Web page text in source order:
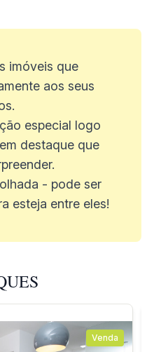
imóveis que
aos seus
especial logo
destaque que
- pode ser
esteja entre eles!
Venda